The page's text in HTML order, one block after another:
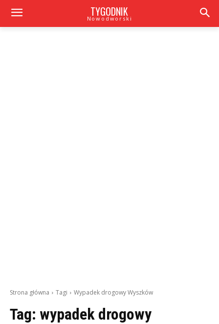
TYGODNIK
Nowodworski
Strona główna Tagi Wypadek drogowy Wyszków
Tag: wypadek drogowy